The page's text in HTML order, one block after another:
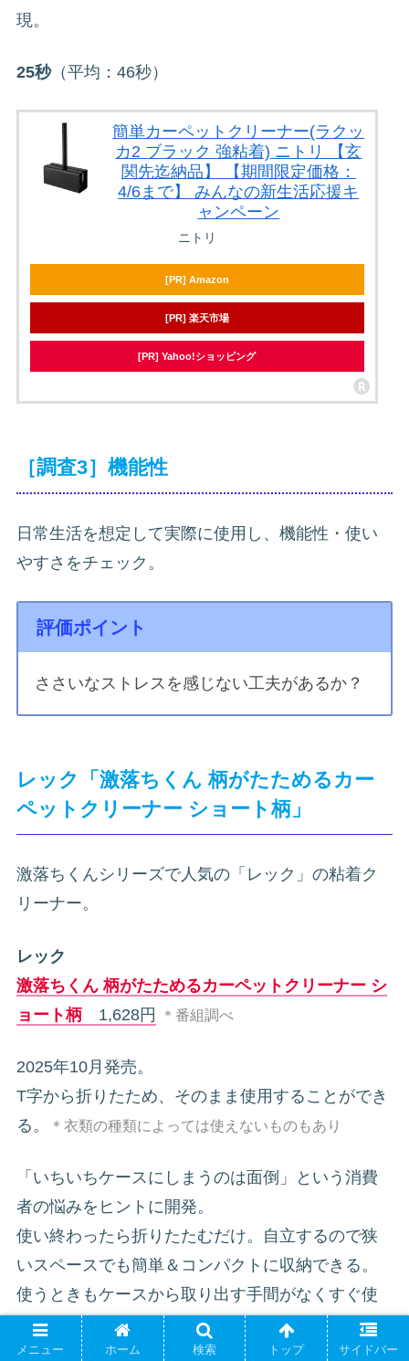
現。
25秒（平均：46秒）
簡単カーペットクリーナー(ラクッ
カ2 ブラック 強粘着) ニトリ 【玄
関先迄納品】 【期間限定価格：
4/6まで】 みんなの新生活応援キ
ャンペーン
ニトリ
[PR] Amazon
[PR] 楽天市場
[PR] Yahoo!ショッピング
［調査3］機能性
日常生活を想定して実際に使用し、機能性・使い
やすさをチェック。
評価ポイント
ささいなストレスを感じない工夫があるか？
レック「激落ちくん 柄がたためるカー
ペットクリーナー ショート柄」
激落ちくんシリーズで人気の「レック」の粘着ク
リーナー。
レック
激落ちくん 柄がたためるカーペットクリーナー シ
ョート柄 1,628円 ＊番組調べ
2025年10月発売。
T字から折りたため、そのまま使用することができ
る。
＊衣類の種類によっては使えないものもあり
「いちいちケースにしまうのは面倒」という消費
者の悩みをヒントに開発。
使い終わったら折りたたむだけ。自立するので狭
いスペースでも簡単＆コンパクトに収納できる。
使うときもケースから取り出す手間がなくすぐ使
用できる。
メニュー ホーム 検索 トップ サイドバー